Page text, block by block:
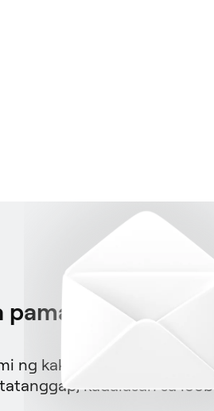
ng
ng kakaibang gift card code
kadalasan sa loob